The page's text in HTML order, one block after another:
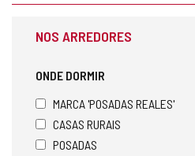
NOS ARREDORES
ONDE DORMIR
MARCA 'POSADAS REALES'
CASAS RURAIS
POSADAS